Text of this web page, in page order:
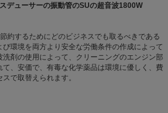
デューサーの振動管のSUの超音波1800W
約するためにどのビジネスでも取るべきである
環境を両方より安全な労働条件の作成によって
剤の使用によって、クリーニングのエンジン部
、安価で、有毒な化学薬品は環境に優しく、費
で取替えられます。